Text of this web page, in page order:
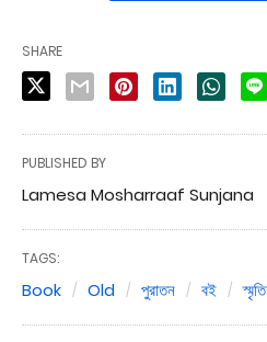
SHARE
PUBLISHED BY
Lamesa Mosharraaf Sunjana
TAGS:
Book Old পুরাতন বই স্মৃতি